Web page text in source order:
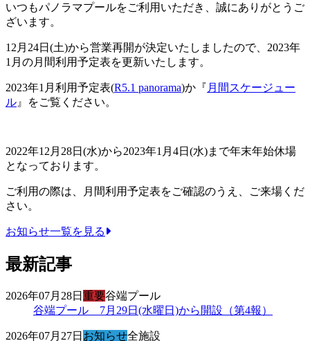
いつもパノラマプールをご利用いただき、誠にありがとうご
ざいます。
12月24日(土)から営業再開が決定いたしましたので、2023年
1月の月間利用予定表を更新いたします。
2023年1月利用予定表(R5.1 panorama)か『 月間スケージュー
ル 』をご覧ください。
2022年12月28日(水)から2023年1月4日(水)まで年末年始休場
となっております。
ご利用の際は、月間利用予定表をご確認のうえ、ご来場くだ
さい。
お知らせ一覧を見る
最新記事
2026年07月28日 重要谷端プール
谷端プール 7月29日(水曜日)から開設（第4報）
2026年07月27日 お知らせ全施設